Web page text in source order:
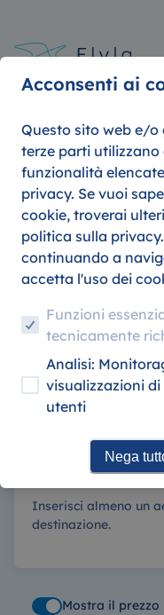
Scopri
e sconti per
Inserisci almeno un
destinazione.
Mostra il
Acconsenti ai
Questo sito web e/
terze parti
funzionalità
privacy. Se vuoi
cookie, troverai
politica sulla
continuando a
accetta l'uso dei
Funzioni
tecnicamente
Analisi:
visualizzazioni
utenti
Nega